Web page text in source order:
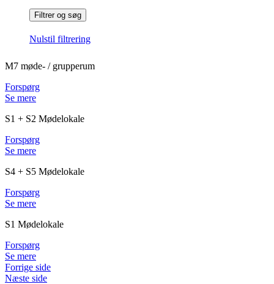
Nulstil filtrering
M7 møde- / grupperum
Forspørg
Se mere
S1 + S2 Mødelokale
Forspørg
Se mere
S4 + S5 Mødelokale
Forspørg
Se mere
S1 Mødelokale
Forspørg
Se mere
Forrige side
Næste side